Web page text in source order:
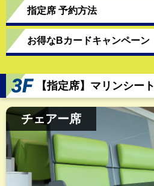
指定席 予約方法
お得なBカードキャンペーン
【指定席】マリンシート
チェアー席